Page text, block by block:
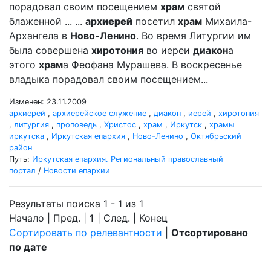
порадовал своим посещением храм святой
блаженной ... ... архиерей посетил храм Михаила-
Архангела в Ново-Ленино. Во время Литургии им
была совершена хиротония во иереи диакона
этого храма Феофана Мурашева. В воскресенье
владыка порадовал своим посещением...
Изменен: 23.11.2009
архиерей , архиерейское служение , диакон , иерей , хиротония
, литургия , проповедь , Христос , храм , Иркутск , храмы
иркутска , Иркутская епархия , Ново-Ленино , Октябрьский
район
Путь: Иркутская епархия. Региональный православный
портал / Новости епархии
Результаты поиска 1 - 1 из 1
Начало | Пред. | 1 | След. | Конец
Сортировать по релевантности
Отсортировано
по дате